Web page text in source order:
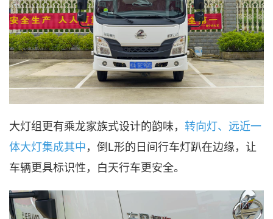
大灯组更有乘龙家族式设计的韵味， 转向灯、远近一
体大灯集成其中，倒L形的日间行车灯趴在边缘，让
车辆更具标识性，白天行车更安全。